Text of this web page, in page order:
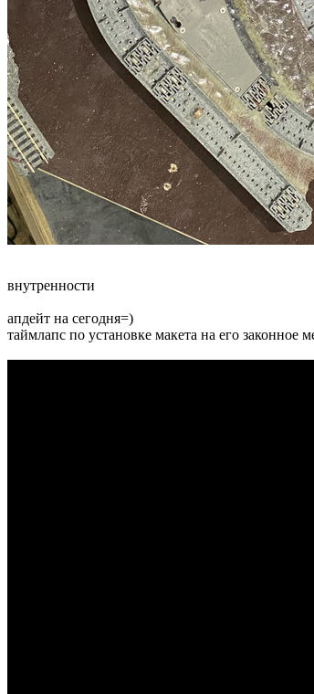
внутренности
апдейт на сегодня=)
таймлапс по установке макета на его